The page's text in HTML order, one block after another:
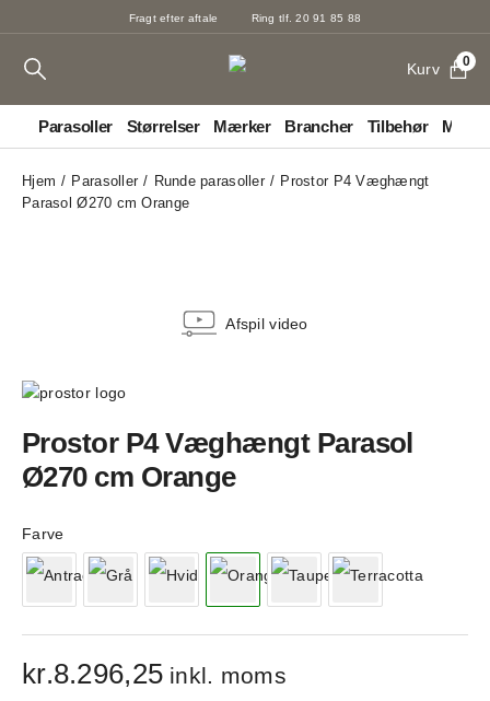
Fragt efter aftale Ring tlf. 20 91 85 88
Kurv 0
Parasoller Størrelser Mærker Brancher Tilbehør
Hjem Parasoller Runde parasoller
Prostor P4 Væghængt
Parasol Ø270 cm Orange
Afspil video
Prostor P4 Væghængt Parasol
Ø270 cm Orange
Farve
kr.8.296,25 inkl. moms